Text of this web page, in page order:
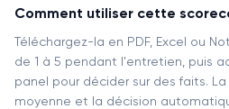
Comment utiliser cette
Téléchargez-la en PDF, Excel ou
de 1 à 5 pendant l'entretien, puis
panel pour décider sur des faits.
moyenne et la décision